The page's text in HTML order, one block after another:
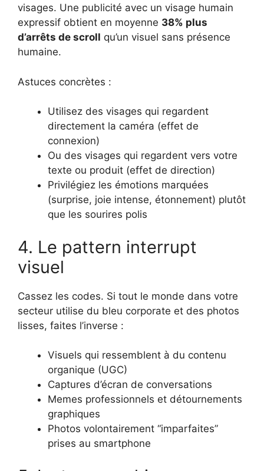
visages. Une publicité avec un visage humain
expressif obtient en moyenne 38% plus
d’arrêts de scroll qu’un visuel sans présence
humaine.
Astuces concrètes :
Utilisez des visages qui regardent
directement la caméra (effet de
connexion)
Ou des visages qui regardent vers votre
texte ou produit (effet de direction)
Privilégiez les émotions marquées
(surprise, joie intense, étonnement) plutôt
que les sourires polis
4. Le pattern interrupt
visuel
Cassez les codes. Si tout le monde dans votre
secteur utilise du bleu corporate et des photos
lisses, faites l’inverse :
Visuels qui ressemblent à du contenu
organique (UGC)
Captures d’écran de conversations
Memes professionnels et détournements
graphiques
Photos volontairement “imparfaites”
prises au smartphone